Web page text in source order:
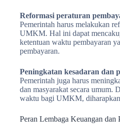
Reformasi peraturan
Pemerintah harus melakukan
UMKM. Hal ini dapat
ketentuan waktu pembayaran
pembayaran.
Peningkatan kesadaran dan
Pemerintah juga harus
dan masyarakat secara umum.
waktu bagi UMKM,
Peran Lembaga Keuangan dan